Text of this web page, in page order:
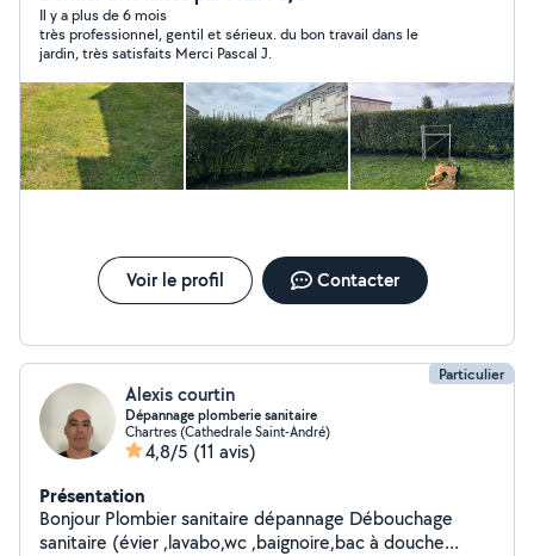
Il y a plus de 6 mois
très professionnel, gentil et sérieux. du bon travail dans le
jardin, très satisfaits Merci Pascal J.
Voir le profil Contacter
Particulier
Alexis courtin
Dépannage plomberie sanitaire
Chartres (Cathedrale Saint-André)
4,8/5 (11 avis)
Présentation
Bonjour Plombier sanitaire dépannage Débouchage
sanitaire (évier ,lavabo,wc ,baignoire,bac à douche